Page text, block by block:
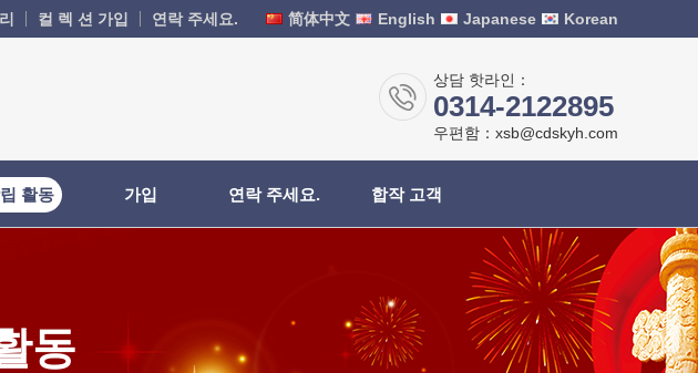
컬 렉 션 가입 연락 주세요. 简体中文 English Japanese Korean
상담 핫라인：
0314-2122895
우편함：xsb@cdskyh.com
활동 가입 연락 주세요. 합작 고객
동